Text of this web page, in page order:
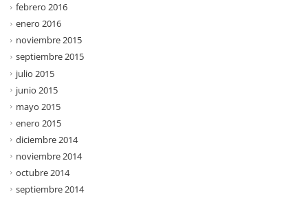
febrero 2016
enero 2016
noviembre 2015
septiembre 2015
julio 2015
junio 2015
mayo 2015
enero 2015
diciembre 2014
noviembre 2014
octubre 2014
septiembre 2014